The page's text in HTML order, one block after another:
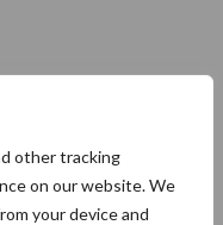
other tracking
on our website. We
your device and